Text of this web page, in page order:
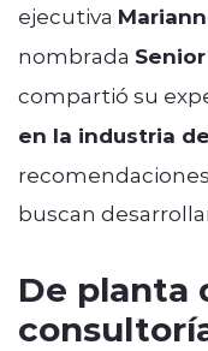
ejecutiva
nombrada
compartió su
en la industria
buscan
De planta